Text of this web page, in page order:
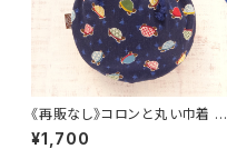
《再販なし》コロンと丸い巾着 ＊
＃和柄亀＊亀プリント
¥1,700